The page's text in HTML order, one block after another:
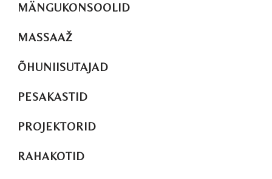
MÄNGUKONSOOLID
MASSAAŽ
ÕHUNIISUTAJAD
PESAKASTID
PROJEKTORID
RAHAKOTID